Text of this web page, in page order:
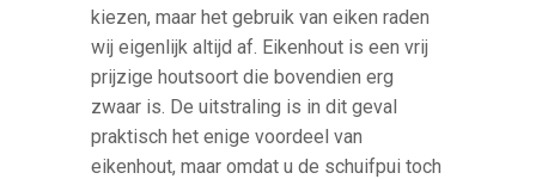
kiezen, maar het gebruik van eiken raden
wij eigenlijk altijd af. Eikenhout is een vrij
prijzige houtsoort die bovendien erg
zwaar is. De uitstraling is in dit geval
praktisch het enige voordeel van
eikenhout, maar omdat u de schuifpui toch